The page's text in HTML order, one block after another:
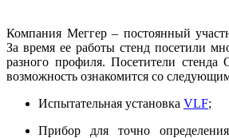
Компания Меггер – постоянный
За время ее работы стенд посетили
разного профиля. Посетители
возможность ознакомится со
Испытательная установка VLF;
Прибор для точно